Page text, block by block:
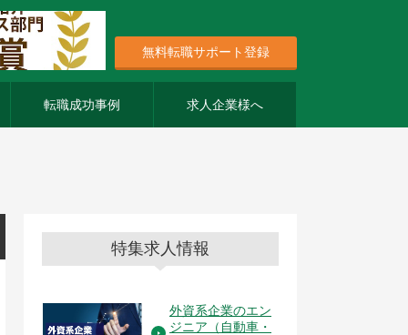
無料転職サポート登録
転職成功事例 求人企業様へ
特集求人情報
外資系企業のエン
ジニア（自動車・